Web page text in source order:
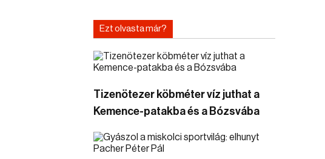
Ezt olvasta már?
Tizenötezer köbméter víz juthat a
Kemence-patakba és a Bózsvába